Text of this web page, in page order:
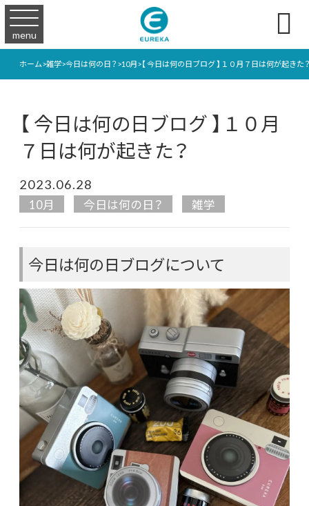
menu 
ホーム>雑学>今日は何の日？>10月>【 今日は何の日ブログ 】１０月７日は何が起きた
【 今日は何の日ブログ 】１０月
７日は何が起きた？
2023.06.28
10月 今日は何の日？ 雑学
今日は何の日ブログについて